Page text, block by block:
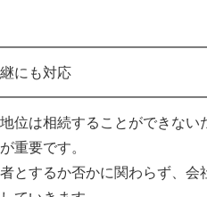
にも対応
位は相続することができな
重要です。
とするか否かに関わらず、